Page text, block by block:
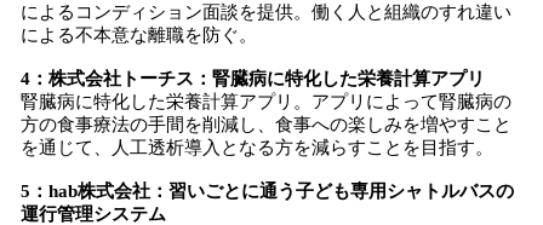
によるコンディション面談を提供。働く人と組織のすれ違い
による不本意な離職を防ぐ。
4：株式会社トーチス：腎臓病に特化した栄養計算アプリ
腎臓病に特化した栄養計算アプリ。アプリによって腎臓病の
方の食事療法の手間を削減し、食事への楽しみを増やすこと
を通じて、人工透析導入となる方を減らすことを目指す。
5：hab株式会社：習いごとに通う子ども専用シャトルバスの
運行管理システム